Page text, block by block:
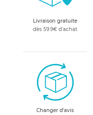
Livraison gratuite
dès 59.9€ d'achat
Changer d'avis